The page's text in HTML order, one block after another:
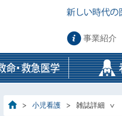
事業紹介
小児看護 雑誌詳細